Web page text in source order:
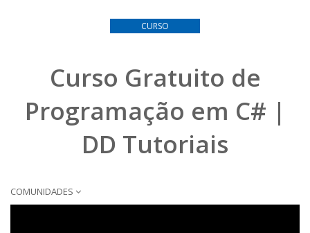
CURSO
Curso Gratuito de
Programação em C# |
DD Tutoriais
COMUNIDADES